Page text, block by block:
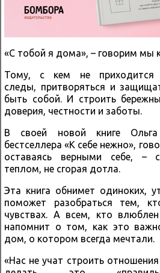
«С тобой я дома», – говорим мы
Тому, с кем не приходится
следы, притворяться и
быть собой. И строить
доверия, честности и заботы.
В своей новой книге
бестселлера «К себе нежно»,
оставаясь верными себе, –
теплом, не сгорая дотла.
Эта книга обнимет одиноких,
поможет разобраться тем,
чувствах. А всем, кто
напомнит о том, как это
дом, о котором всегда мечтали.
«Нас не учат строить